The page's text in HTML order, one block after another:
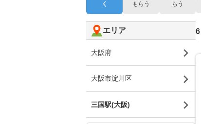
6
く
もらう
らう
エリア
大阪府
大阪市淀川区
三国駅(大阪)